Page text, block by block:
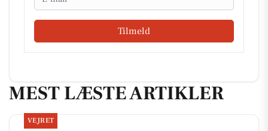
Tilmeld
MEST LÆSTE ARTIKLER
VEJRET